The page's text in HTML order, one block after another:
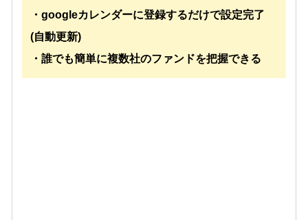
・googleカレンダーに登録するだけで設定完了
(自動更新)
・誰でも簡単に複数社のファンドを把握できる